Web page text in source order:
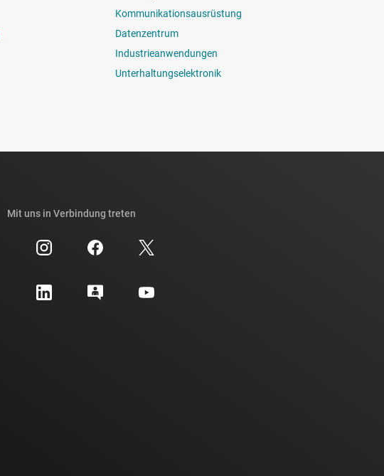
Kommunikationsausrüstung
Datenzentrum
Industrieanwendungen
Unterhaltungselektronik
Mit uns in Verbindung treten